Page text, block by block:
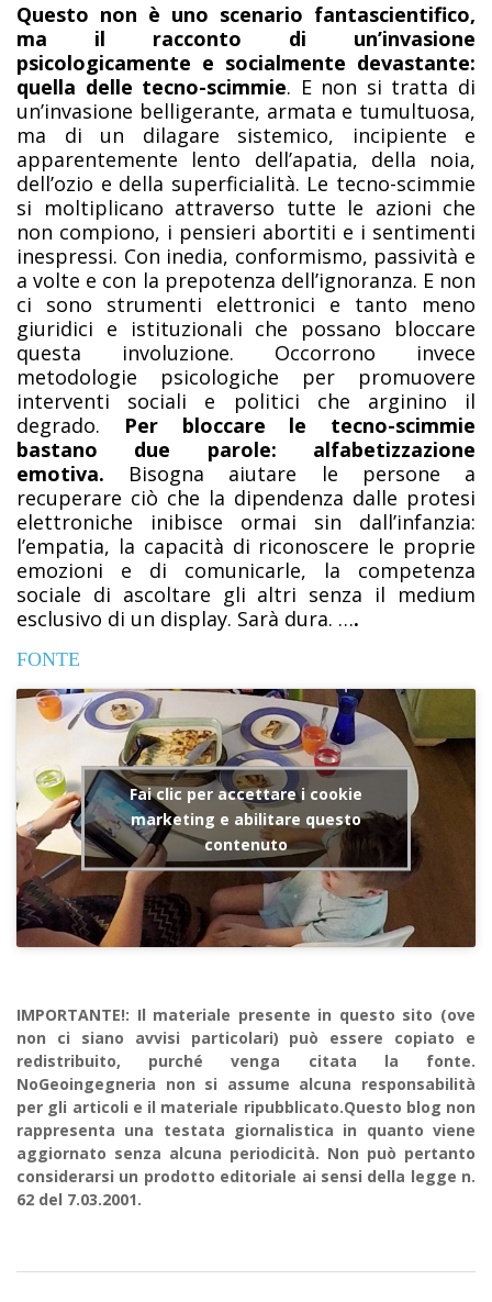
Questo non è uno scenario fantascientifico,
ma il racconto di un’invasione
psicologicamente e socialmente devastante:
quella delle tecno-scimmie. E non si tratta di
un’invasione belligerante, armata e tumultuosa,
ma di un dilagare sistemico, incipiente e
apparentemente lento dell’apatia, della noia,
dell’ozio e della superficialità. Le tecno-scimmie
si moltiplicano attraverso tutte le azioni che
non compiono, i pensieri abortiti e i sentimenti
inespressi. Con inedia, conformismo, passività e
a volte e con la prepotenza dell’ignoranza. E non
ci sono strumenti elettronici e tanto meno
giuridici e istituzionali che possano bloccare
questa involuzione. Occorrono invece
metodologie psicologiche per promuovere
interventi sociali e politici che arginino il
degrado. Per bloccare le tecno-scimmie
bastano due parole: alfabetizzazione
emotiva. Bisogna aiutare le persone a
recuperare ciò che la dipendenza dalle protesi
elettroniche inibisce ormai sin dall’infanzia:
l’empatia, la capacità di riconoscere le proprie
emozioni e di comunicarle, la competenza
sociale di ascoltare gli altri senza il medium
esclusivo di un display. Sarà dura. ….
FONTE
Fai clic per accettare i cookie
marketing e abilitare questo
contenuto
IMPORTANTE!: Il materiale presente in questo sito (ove
non ci siano avvisi particolari) può essere copiato e
redistribuito, purché venga citata la fonte.
NoGeoingegneria non si assume alcuna responsabilità
per gli articoli e il materiale ripubblicato.Questo blog non
rappresenta una testata giornalistica in quanto viene
aggiornato senza alcuna periodicità. Non può pertanto
considerarsi un prodotto editoriale ai sensi della legge n.
62 del 7.03.2001.